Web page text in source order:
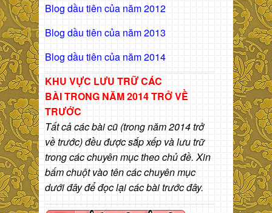
Blog dầu tiên của năm 2012
Blog dầu tiên của năm 2013
Blog dầu tiên của năm 2014
KHU VỰC LƯU TRỮ CÁC
BÀITRONG NĂM 2014 TRỞ VỀ
TRƯỚC
Tất cả các bài cũ (trong năm 2014 trở
về trước) đều được sắp xếp và lưu trữ
trong các chuyên mục theo chủ đề. Xin
bấm chuột vào tên các chuyên mục
dưới đây để đọc lại các bài trước đây.